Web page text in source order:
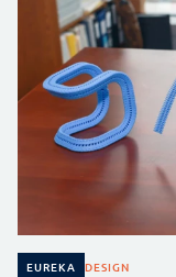
EUREKA DESIGN